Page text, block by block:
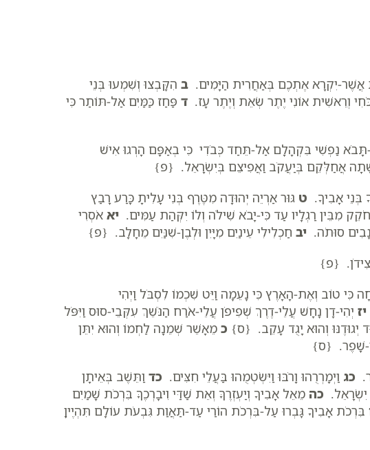
אֲשֶׁר-יִקְרָא אֶתְכֶם בְּאַחֲרִית הַיָּמִים. ב הִקָּבְצוּ וְשִׁמְעוּ בְּנֵי
וְרֵאשִׁית אוֹנִי יֶתֶר שְׂאֵת וְיֶתֶר עָז. ד פַּחַז כַּמַּיִם אַל-תּוֹתַר כִּי
נַפְשִׁי בִּקְהָלָם אַל-תֵּחַד כְּבֹדִי כִּי בְאַפָּם הָרְגוּ אִישׁ
אֲחַלְּקֵם בְּיַעֲקֹב וַאֲפִיצֵם בְּיִשְׂרָאֵל. {פ}
בְּנֵי אָבִיךָ. ט גּוּר אַרְיֵה יְהוּדָה מִטֶּרֶף בְּנִי עָלִיתָ כָּרַע רָבַץ
מִבֵּין רַגְלָיו עַד כִּי-יָבֹא שִׁילֹה וְלוֹ יִקְּהַת עַמִּים. יא אֹסְרִי
סוּתֹה. יב חַכְלִילִי עֵינַיִם מִיָּיִן וּלְבֶן-שִׁנַּיִם מֵחָלָב. {פ}
צִידֹן. {פ}
כִּי טוֹב וְאֶת-הָאָרֶץ כִּי נָעֵמָה וַיֵּט שִׁכְמוֹ לִסְבֹּל וַיְהִי
יז יְהִי-דָן נָחָשׁ עֲלֵי-דֶרֶךְ שְׁפִיפֹן עֲלֵי-אֹרַח הַנֹּשֵׁךְ עִקְּבֵי-סוּס וַיִּפֹּל
יְגוּדֶנּוּ וְהוּא יָגֻד עָקֵב. {ס} כ מֵאָשֵׁר שְׁמֵנָה לַחְמוֹ וְהוּא יִתֵּן
שָׁפֶר. {ס}
כג וַיְמָרְרֻהוּ וָרֹבּוּ וַיִּשְׂטְמֻהוּ בַּעֲלֵי חִצִּים. כד וַתֵּשֶׁב בְּאֵיתָן
יִשְׂרָאֵל. כה מֵאֵל אָבִיךָ וְיַעְזְרֶךָּ וְאֵת שַׁדַּי וִיבָרְכֶךָּ בִּרְכֹת שָׁמַיִם
בִּרְכֹת אָבִיךָ גָּבְרוּ עַל-בִּרְכֹת הוֹרַי עַד-תַּאֲוַת גִּבְעֹת עוֹלָם תִּהְיֶיןָ